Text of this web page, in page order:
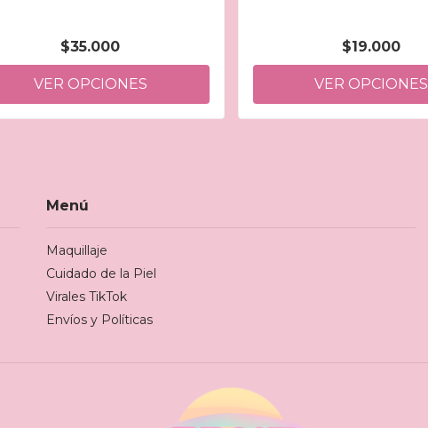
$35.000
VER OPCIONES
$19.000
VER OPCIONES
Menú
Maquillaje
Cuidado de la Piel
Virales TikTok
Envíos y Políticas